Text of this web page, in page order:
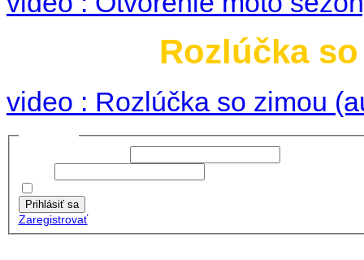
Rozlúčka
video : Rozlúčka so zimou
Prihlásiť sa
Zaregistrovať